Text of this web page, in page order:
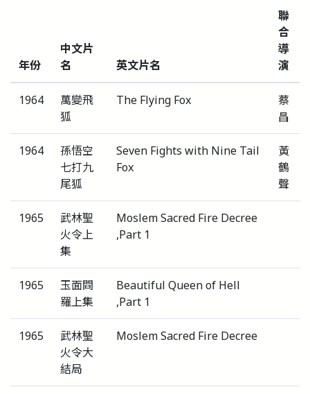
年份
中文片
名
英文片名
聯
合
導
演
1964
萬變飛
狐
The Flying Fox
蔡
昌
1964
孫悟空
七打九
尾狐
Seven Fights with Nine Tail
Fox
黃
鶴
聲
1965
武林聖
火令上
集
Moslem Sacred Fire Decree
,Part 1
1965
玉面閰
羅上集
Beautiful Queen of Hell
,Part 1
1965
武林聖
火令大
結局
Moslem Sacred Fire Decree